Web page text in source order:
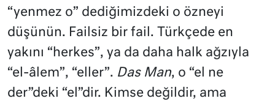
“yenmez o” dediğimizdeki o özneyi
düşünün. Failsiz bir fail. Türkçede en
yakını “herkes”, ya da daha halk ağzıyla
“el-âlem”, “eller”. Das Man, o “el ne
der”deki “el”dir. Kimse değildir, ama